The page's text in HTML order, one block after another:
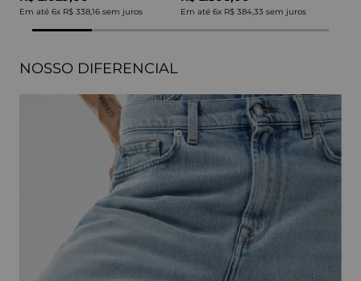
Em até 6x R$ 338,16 sem juros Em até 6x R$ 384,33 sem juros
NOSSO DIFERENCIAL